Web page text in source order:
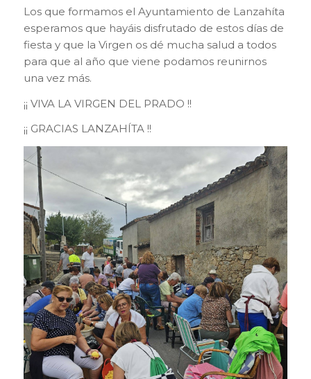
Los que formamos el Ayuntamiento de Lanzahíta
esperamos que hayáis disfrutado de estos días de
fiesta y que la Virgen os dé mucha salud a todos
para que al año que viene podamos reunirnos
una vez más.
¡¡ VIVA LA VIRGEN DEL PRADO !!
¡¡ GRACIAS LANZAHÍTA !!